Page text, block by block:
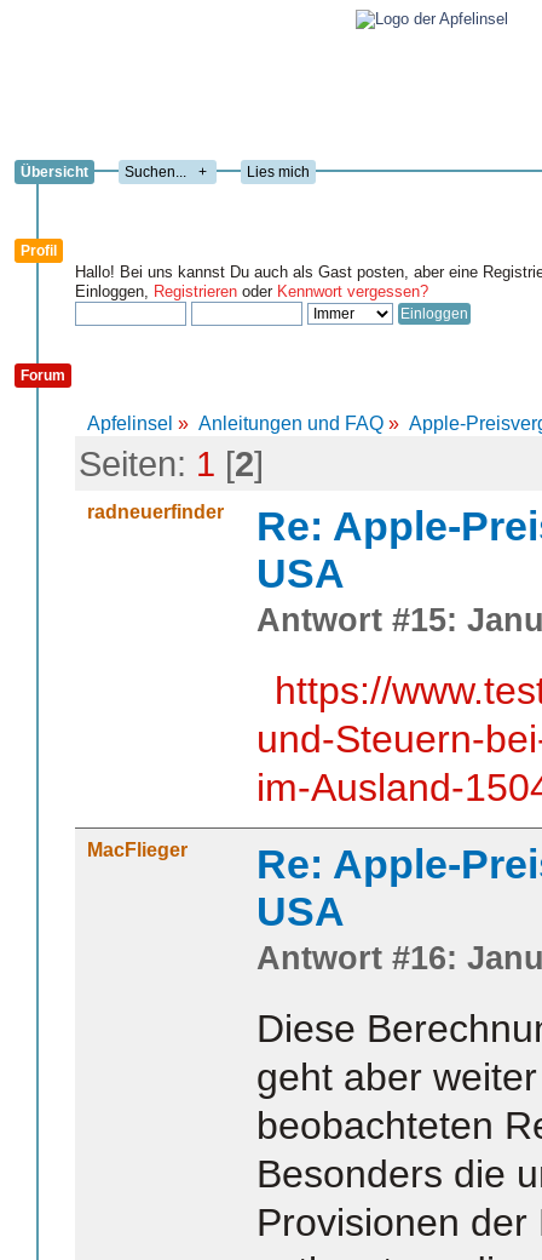
Übersicht + Lies mich
Profil
Hallo! Bei uns kannst Du auch als Gast posten, aber eine
Einloggen, Registrieren oder Kennwort vergessen?
Forum
Apfelinsel » Anleitungen und FAQ » Apple-
Seiten: 1 [2]
radneuerfinder
Re: Apple-
USA
Antwort #15:
https://
und-Steuern-
im-Ausland-
MacFlieger
Re: Apple-
USA
Antwort #16:
Diese
geht aber
beobachteten
Besonders die
Provisionen